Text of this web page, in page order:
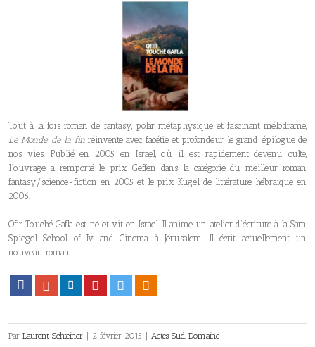
Tout à la fois roman de fantasy, polar métaphysique et fascinant mélodrame,
Le Monde de la finréinvente avec facétie et profondeur le grand épilogue de
nos vies. Publié en 2005 en Israël, où il est rapidement devenu culte,
l’ouvrage a remporté le prix Geffen dans la catégorie du meilleur roman
fantasy/science-fiction en 2005 et le prix Kugel de littérature hébraïque en
2006.
Ofir Touché Gafla est né et vit en Israël. Il anime un atelier d’écriture à la Sam
Spiegel School of Iv and Cinema à Jérusalem. Il écrit actuellement un
nouveau roman.
Facebook Google+
Par Laurent Schteiner 2 février 2015 Actes Sud, Domaine